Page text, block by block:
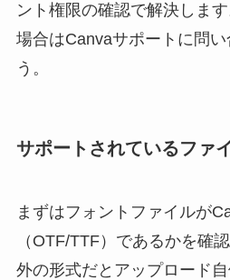
ント権限の確認で解決しま
場合はCanvaサポートに問
う。
サポートされているファ
まずはフォントファイルが
（OTF/TTF）であるかを確
外の形式だとアップロード